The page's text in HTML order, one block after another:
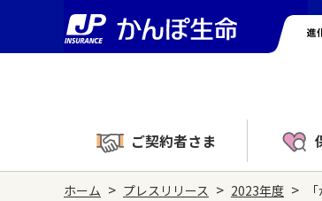
ご契約者さま
ホーム > プレスリリース > 2023年度 >